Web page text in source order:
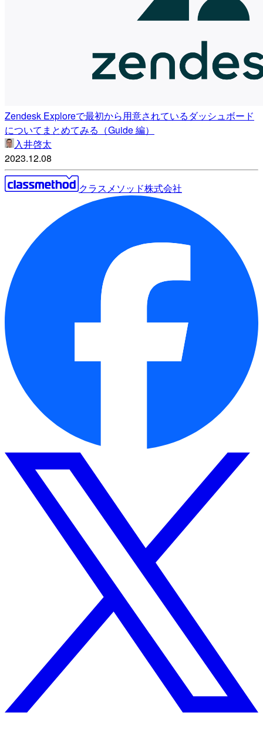
Zendesk Exploreで最初から用意されているダッシュボード
についてまとめてみる（Guide 編）
入井啓太
2023.12.08
クラスメソッド株式会社